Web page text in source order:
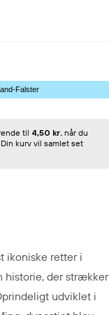
Falster
til 4,50 kr.når du
kurv vil samlet set
ikoniske retter i
historie, der strækker
udviklet i